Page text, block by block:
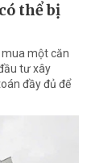
thể bị
mua một căn
tư xây
đầy đủ để